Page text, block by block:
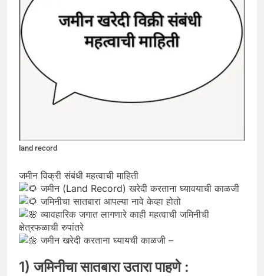
land record
जमीन विक्री संबंधी महत्वाची माहिती
जमीन (Land Record) खरेदी करताना घ्यावयाची काळजी
जमिनीचा सातबारा आपल्या नावे केव्हा होतो
व्यावहारिक जगात लागणारे काही महत्वाची जमिनीची
क्षेत्रफळाची रुपांतरे
जमीन खरेदी करताना घ्यायची काळजी –
1) जमिनीचा सातबारा उतारा पाहणे :